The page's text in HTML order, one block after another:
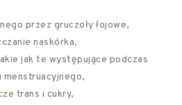
przez gruczoły łojowe,
naskórka,
jak te występujące podczas
menstruacyjnego,
trans i cukry,